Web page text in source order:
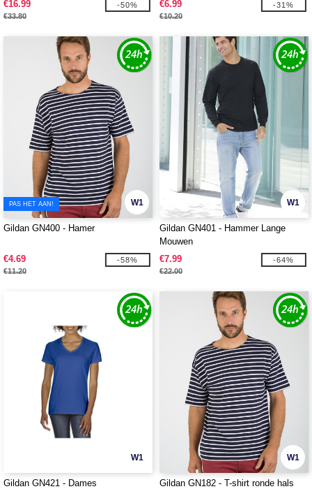
€16.99
€33.80
-50%
€6.99
€10.20
-31%
W1
PAS HET AAN!
Gildan GN400 - Hamer
€4.69
€11.20
-58%
W1
Gildan GN401 - Hammer Lange
Mouwen
€7.99
€22.00
-64%
W1
Gildan GN421 - Dames
W1
Gildan GN182 - T-shirt ronde hals